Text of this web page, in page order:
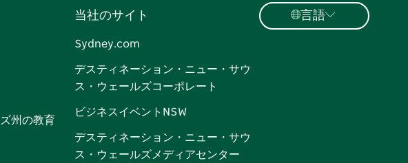
州の教育
当社のサイト
Sydney.com
デスティネーション・ニュー・サウ
ス・ウェールズコーポレート
ビジネスイベントNSW
デスティネーション・ニュー・サウ
ス・ウェールズメディアセンター
言語